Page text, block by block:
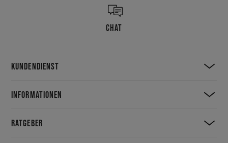
CHAT
KUNDENDIENST
INFORMATIONEN
RATGEBER